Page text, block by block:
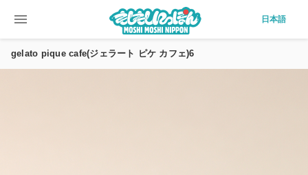
menu 日本語
gelato pique cafe(ジェラート ピケ カフェ)6